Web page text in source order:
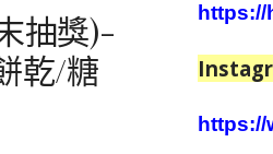
抽獎)-
乾/糖
https://